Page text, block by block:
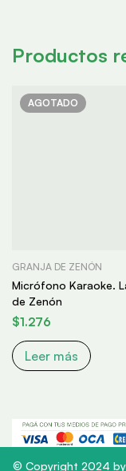
Productos
AGOTADO
GRANJA DE ZENÓN
Micrófono Karaoke.
de Zenón
$1.276
Leer más
© Copyright 2024 by